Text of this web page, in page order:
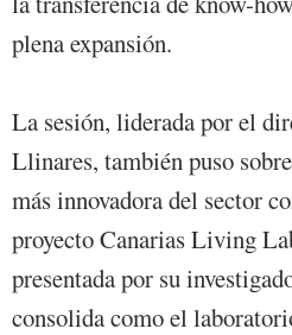
plena expansión.
La sesión, liderada por el
Llinares, también puso
más innovadora del sector
proyecto Canarias Living
presentada por su
consolida como el